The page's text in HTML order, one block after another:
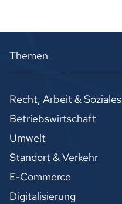
Themen
Recht, Arbeit & Soziales
Betriebswirtschaft
Umwelt
Standort & Verkehr
E-Commerce
Digitalisierung